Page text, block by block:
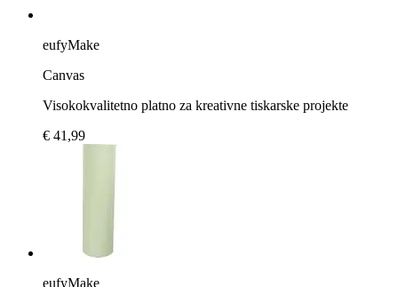
eufyMake
Canvas
Visokokvalitetno platno za kreativne tiskarske projekte
€ 41,99
eufyMake